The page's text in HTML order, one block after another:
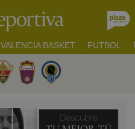
VALENCIA BASKET FUTBOL